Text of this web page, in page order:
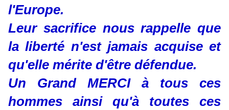
l'Europe.
Leur sacrifice nous rappelle que
la liberté n'est jamais acquise et
qu'elle mérite d'être défendue.
Un Grand MERCI à tous ces
hommes ainsi qu'à toutes ces